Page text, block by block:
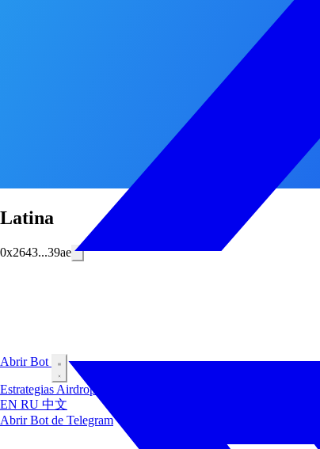
Abrir Bot
Estrategias Airdrop
EN RU 中文
Abrir Bot de Telegram
Latina
0x2643...39ae